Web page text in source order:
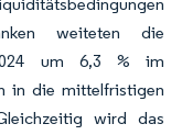
weiteten die
um 6,3 % im
in die mittelfristigen
wird das